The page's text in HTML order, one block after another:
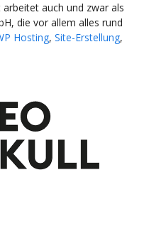
auch und zwar als
die vor allem alles rund
Hosting, Site-Erstellung,